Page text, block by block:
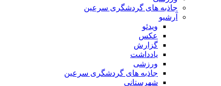
جاذبه های گردشگری سرعین
آرشیو
ویدئو
عکس
گزارش
یادداشت
ورزشی
جاذبه های گردشگری سرعین
شهرستانی